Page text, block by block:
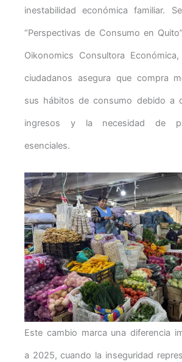
inestabilidad económica familiar.
“Perspectivas de Consumo en
Oikonomics Consultora
ciudadanos asegura que compra
sus hábitos de consumo debido a
ingresos y la necesidad de
esenciales.
Este cambio marca una diferencia
a 2025, cuando la inseguridad